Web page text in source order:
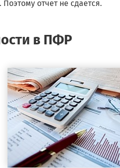
отчет не сдается.
в ПФР